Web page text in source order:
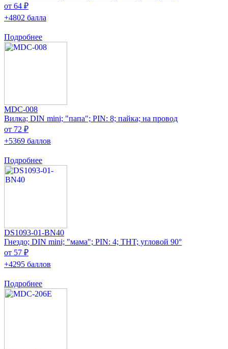
от 64 ₽
+4802 балла
Подробнее
MDC-008
Вилка; DIN mini; "папа"; PIN: 8; пайка; на провод
от 72 ₽
+5369 баллов
Подробнее
DS1093-01-BN40
Гнездо; DIN mini; "мама"; PIN: 4; THT; угловой 90°
от 57 ₽
+4295 баллов
Подробнее